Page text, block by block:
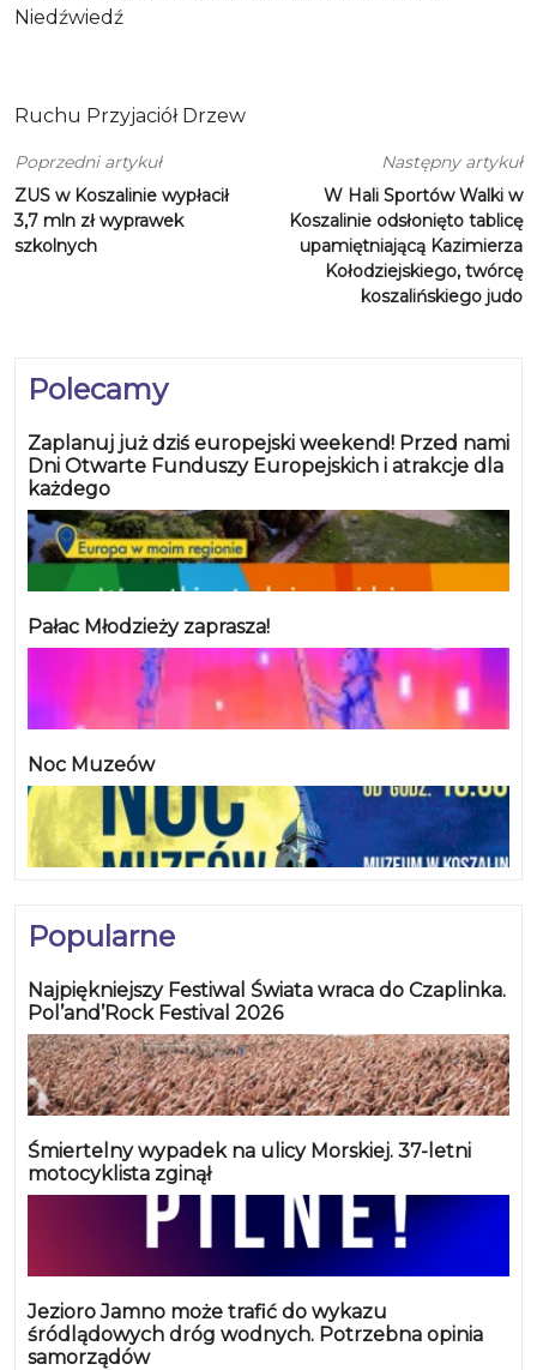
Polecamy
Zaplanuj już dziś europejski weekend! Przed nami
Dni Otwarte Funduszy Europejskich i atrakcje dla
każdego
Pałac Młodzieży zaprasza!
Noc Muzeów
Popularne
Najpiękniejszy Festiwal Świata wraca do Czaplinka.
Pol’and’Rock Festival 2026
Śmiertelny wypadek na ulicy Morskiej. 37-letni
motocyklista zginął
Jezioro Jamno może trafić do wykazu
śródlądowych dróg wodnych. Potrzebna opinia
samorządów
Niedźwiedź
Ruchu Przyjaciół Drzew
Poprzedni artykuł
ZUS w Koszalinie wypłacił
3,7 mln zł wyprawek
szkolnych
Następny artykuł
W Hali Sportów Walki w
Koszalinie odsłonięto tablicę
upamiętniającą Kazimierza
Kołodziejskiego, twórcę
koszalińskiego judo